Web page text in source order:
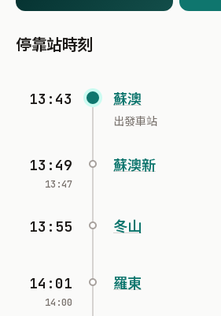
停靠站時刻
13:43 蘇澳
出發車站
13:49
13:47
蘇澳新
13:55 冬山
14:01
14:00
羅東